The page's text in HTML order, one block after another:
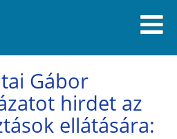
Gábor
hirdet az
ellátására: